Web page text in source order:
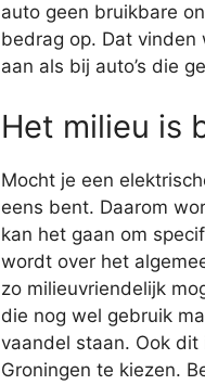
auto geen bruikbare
bedrag op. Dat vinden
aan als bij auto’s die
Het milieu is
Mocht je een
eens bent. Daarom
kan het gaan om
wordt over het
zo milieuvriendelijk
die nog wel gebruik
vaandel staan. Ook dit
Groningen te kiezen.